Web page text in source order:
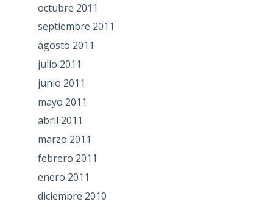
octubre 2011
septiembre 2011
agosto 2011
julio 2011
junio 2011
mayo 2011
abril 2011
marzo 2011
febrero 2011
enero 2011
diciembre 2010